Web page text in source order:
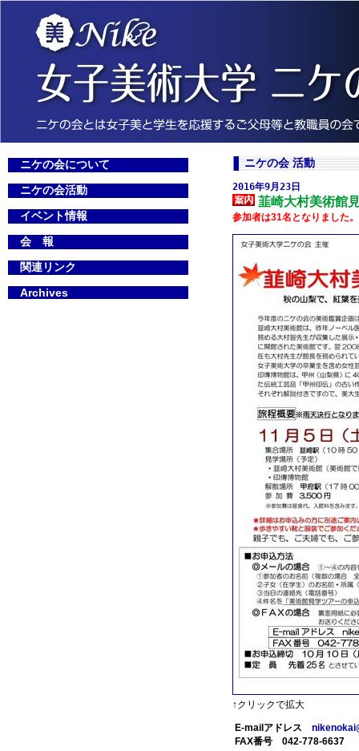
ニケの会について
ニケの会活動
イベント情報
会 報
関連リンク
Archives
ニケの会 活動
2016年9月23日
韮崎大村美術館
参加者は31名となりました
↑クリックで拡大
E-mailアドレス
FAX番号 042-778-6637